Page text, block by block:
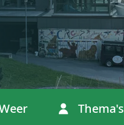
Thema's